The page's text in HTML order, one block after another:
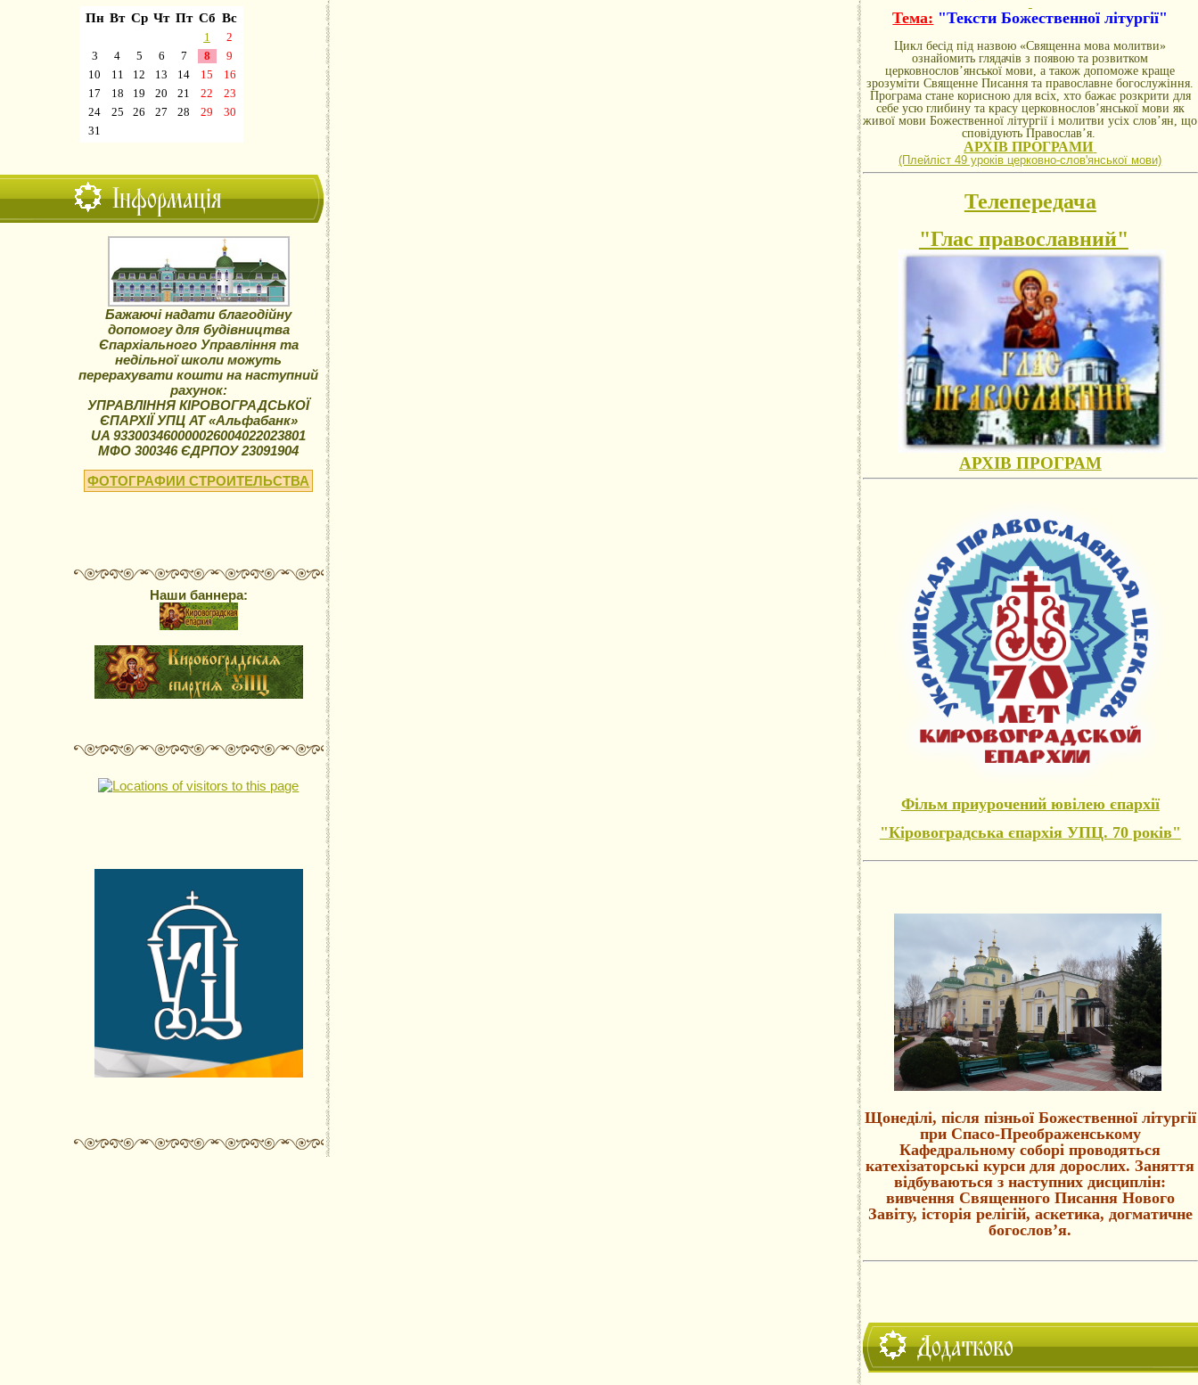
Тема: "Тексти Божественної літургії"
Цикл бесід під назвою «Священна мова молитви»
ознайомить глядачів з появою та розвитком
церковнослов’янської мови, а також допоможе краще
зрозуміти Священне Писання та православне богослужіння.
Програма стане корисною для всіх, хто бажає розкрити для
себе усю глибину та красу церковнослов’янської мови як
живої мови Божественної літургії і молитви усіх слов’ян, що
сповідують Православ’я.
АРХІВ ПРОГРАМИ
(Плейліст 49 уроків церковно-словꞌянської мови)
Телепередача
"Глас православний"
АРХІВ ПРОГРАМ
Фільм приурочений ювілею єпархії
"Кіровоградська єпархія УПЦ. 70 років"
Щонеділі, після пізньої Божественної літургії
при Спасо-Преображенському
Кафедральному соборі проводяться
катехізаторські курси для дорослих. Заняття
відбуваються з наступних дисциплін:
вивчення Священного Писання Нового
Завіту, історія релігій, аскетика, догматичне
богослов’я.
Додатково
Інформація
Бажаючі надати благодійну
допомогу для будівництва
Єпархіального Управління та
недільної школи можуть
перерахувати кошти на наступний
рахунок:
УПРАВЛІННЯ КІРОВОГРАДСЬКОЇ
ЄПАРХІЇ УПЦ АТ «Альфабанк»
UA 933003460000026004022023801
МФО 300346 ЄДРПОУ 23091904
ФОТОГРАФИИ СТРОИТЕЛЬСТВА
Наши баннера: